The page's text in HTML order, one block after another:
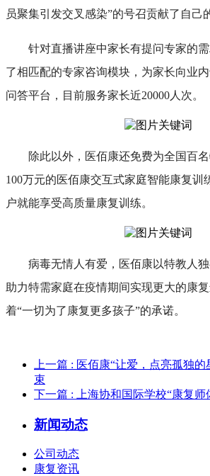
员聚集引发交叉感染”的号召贡献了自己
针对直播讲座中家长有提问专家的需
了相匹配的专家咨询模块， 为家长向业
问答平台 ，目前服务家长近20000人次。
除此以外， 医佰康还免费为全国百
100万元的医佰康交互式家庭智能康复训
户就能享受高质量康复训练。
病毒无情人有爱，医佰康以特教人
助力特需家庭在疫情期间实现更大的康
着“一切为了康复更多孩子”的承诺。
上一篇 : 医佰康“让爱，点亮孤独
束
下一篇 : 上海协和国际学校“康复师
新闻动态
公司动态
康复资讯